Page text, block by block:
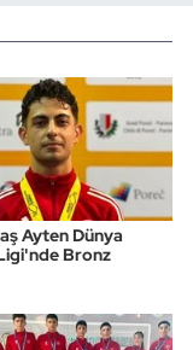
Ayten Dünya
Bronz